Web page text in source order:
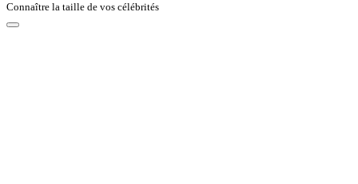
Connaître la taille de vos célébrités
Navigation